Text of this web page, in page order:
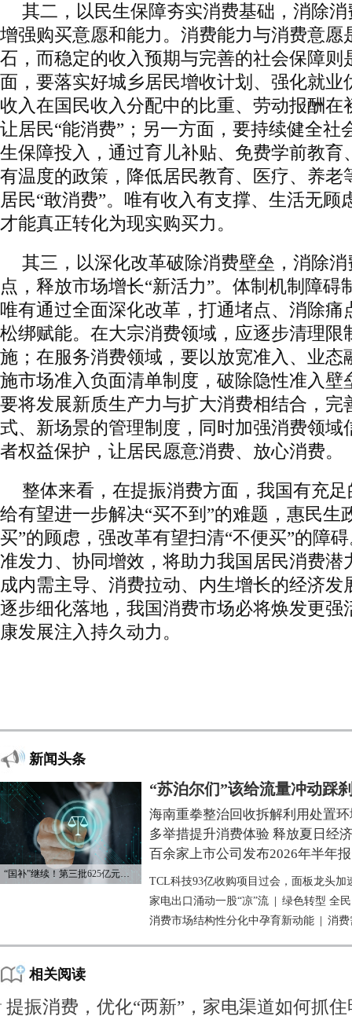
其二，以民生保障夯实消费基础，消除
增强购买意愿和能力。消费能力与消费意愿
石，而稳定的收入预期与完善的社会保障则
面，要落实好城乡居民增收计划、强化就业
收入在国民收入分配中的比重、劳动报酬在
让居民“能消费”；另一方面，要持续健全社
生保障投入，通过育儿补贴、免费学前教育
有温度的政策，降低居民教育、医疗、养老
居民“敢消费”。唯有收入有支撑、生活无顾
才能真正转化为现实购买力。
其三，以深化改革破除消费壁垒，消除
点，释放市场增长“新活力”。体制机制障碍
唯有通过全面深化改革，打通堵点、消除痛
松绑赋能。在大宗消费领域，应逐步清理限
施；在服务消费领域，要以放宽准入、业态
施市场准入负面清单制度，破除隐性准入壁
要将发展新质生产力与扩大消费相结合，完
式、新场景的管理制度，同时加强消费领域
者权益保护，让居民愿意消费、放心消费。
整体来看，在提振消费方面，我国有充
给有望进一步解决“买不到”的难题，惠民生
买”的顾虑，强改革有望扫清“不便买”的障
准发力、协同增效，将助力我国居民消费潜
成内需主导、消费拉动、内生增长的经济发
逐步细化落地，我国消费市场必将焕发更强
康发展注入持久动力。
新闻头条
“国补”继续！第三批625亿元资金已下达
“苏泊尔们”该给流量冲动踩
海南重拳整治回收拆解利用处置
多举措提升消费体验 释放夏日经
百余家上市公司发布2026年半年报
TCL科技93亿收购项目过会，面板龙头加
家电出口涌动一股“凉”流
绿色转型 全
消费市场结构性分化中孕育新动能
消费
相关阅读
提振消费，优化“两新”，家电渠道如何抓